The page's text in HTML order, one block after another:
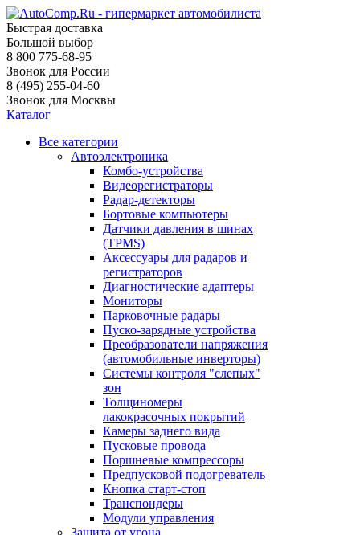
Быстрая доставка
Большой выбор
8 800 775-68-95
Звонок для России
8 (495) 255-04-60
Звонок для Москвы
Каталог
Все категории
Автоэлектроника
Комбо-устройства
Видеорегистраторы
Радар-детекторы
Бортовые компьютеры
Датчики давления в шинах
(TPMS)
Аксессуары для радаров и
регистраторов
Диагностические адаптеры
Мониторы
Парковочные радары
Пуско-зарядные устройства
Преобразователи напряжения
(автомобильные инверторы)
Системы контроля "слепых"
зон
Толщиномеры
лакокрасочных покрытий
Камеры заднего вида
Пусковые провода
Поршневые компрессоры
Предпусковой подогреватель
Кнопка старт-стоп
Транспондеры
Модули управления
Защита от угона